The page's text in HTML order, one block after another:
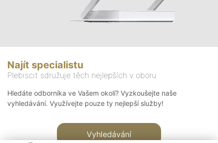
Najít specialistu
Plebiscit sdružuje těch nejlepších v oboru
Hledáte odborníka ve Vašem okolí? Vyzkoušejte naše
vyhledávání. Využívejte pouze ty nejlepší služby!
Vyhledávání